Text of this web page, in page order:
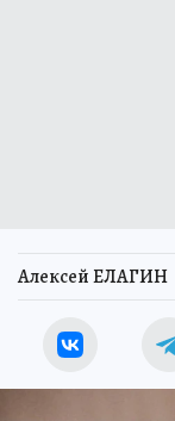
Алексей ЕЛАГИН